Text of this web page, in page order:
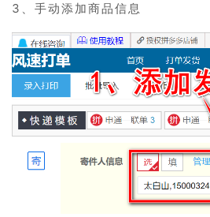
3、手动添加商品信息